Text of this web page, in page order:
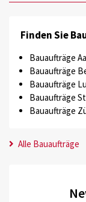
Finden Sie
Bauaufträge
Bauaufträge
Bauaufträge
Bauaufträge
Bauaufträge
Alle Bauaufträge